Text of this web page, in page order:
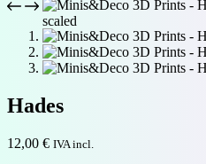
Hades
12,00 € IVA incl.